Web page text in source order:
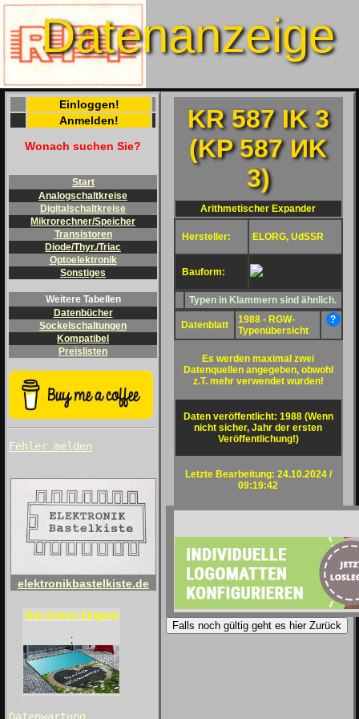
Datenanzeige
Einloggen!
Anmelden!
Wonach suchen Sie?
Start
Analogschaltkreise
Digitalschaltkreise
Mikrorechner/Speicher
Transistoren
Diode/Thyr./Triac
Optoelektronik
Sonstiges
Weitere Tabellen
Datenbücher
Sockelschaltungen
Kompatibel
Preislisten
Fehler melden
elektronikbastelkiste.de
Bau Deinen Eingang
;
KR 587 IK 3
(KP 587 ИK
3)
Arithmetischer Expander
Hersteller: ELORG, UdSSR
Bauform:
Typen in Klammern sind ähnlich.
Datenblatt
1988 - RGW-
Typenübersicht
?
Es werden maximal zwei
Datenquellen angegeben, obwohl
z.T. mehr verwendet wurden!
Daten veröffentlicht: 1988 (Wenn
nicht sicher, Jahr der ersten
Veröffentlichung!)
Letzte Bearbeitung: 24.10.2024 /
09:19:42
Falls noch gültig geht es hier Zurück